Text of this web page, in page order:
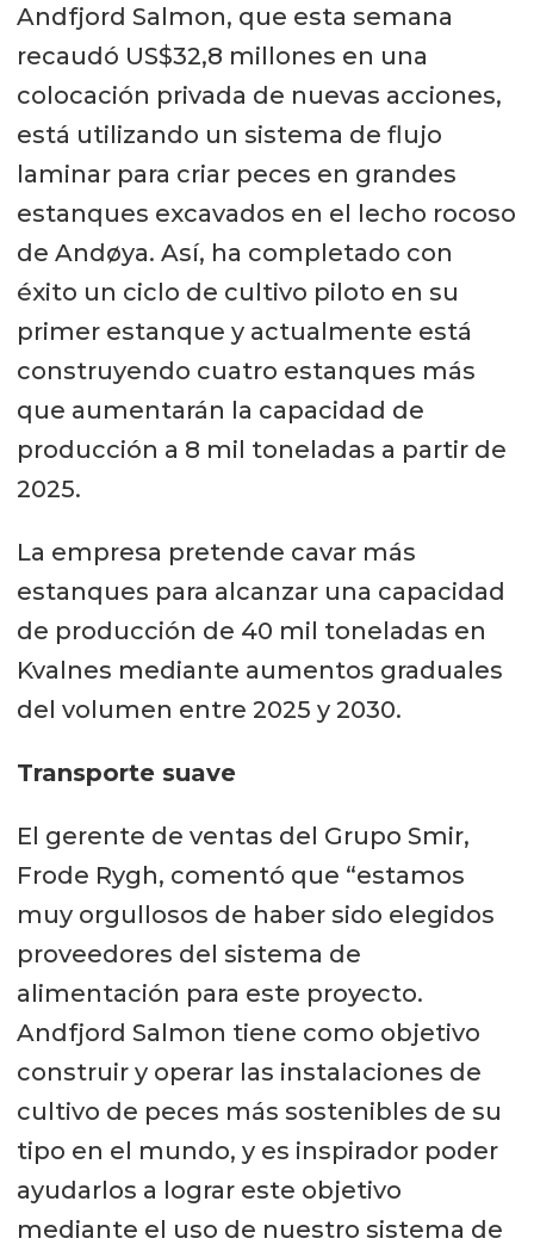
Andfjord Salmon, que esta semana
recaudó US$32,8 millones en una
colocación privada de nuevas acciones,
está utilizando un sistema de flujo
laminar para criar peces en grandes
estanques excavados en el lecho rocoso
de Andøya. Así, ha completado con
éxito un ciclo de cultivo piloto en su
primer estanque y actualmente está
construyendo cuatro estanques más
que aumentarán la capacidad de
producción a 8 mil toneladas a partir de
2025.
La empresa pretende cavar más
estanques para alcanzar una capacidad
de producción de 40 mil toneladas en
Kvalnes mediante aumentos graduales
del volumen entre 2025 y 2030.
Transporte suave
El gerente de ventas del Grupo Smir,
Frode Rygh, comentó que “estamos
muy orgullosos de haber sido elegidos
proveedores del sistema de
alimentación para este proyecto.
Andfjord Salmon tiene como objetivo
construir y operar las instalaciones de
cultivo de peces más sostenibles de su
tipo en el mundo, y es inspirador poder
ayudarlos a lograr este objetivo
mediante el uso de nuestro sistema de